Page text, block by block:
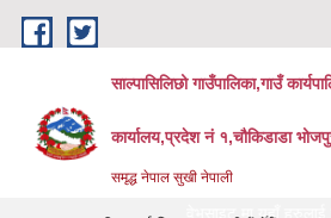
Skip to main content
साल्पासिलिछो गाउँपालिका,गाउँ
कार्यालय,प्रदेश नं १,चौकिडाडा
समृद्ध नेपाल सुखी नेपाली
गाउँपालिका को वेभसाइट मा यहाँ हरुलाई हार्दिक